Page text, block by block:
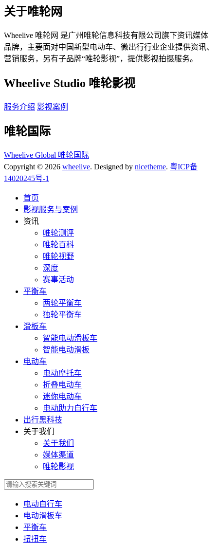
关于唯轮网
Wheelive 唯轮网 是广州唯轮信息科技有限公司旗下资讯媒体
品牌，主要面对中国新型电动车、微出行行业企业提供资讯、
营销服务，另有子品牌“唯轮影视”，提供影视拍摄服务。
Wheelive Studio 唯轮影视
服务介绍 影视案例
唯轮国际
Wheelive Global 唯轮国际
Copyright © 2026 wheelive. Designed by nicetheme. 粤ICP备
14020245号-1
首页
影视服务与案例
资讯
唯轮测评
唯轮百科
唯轮视野
深度
赛事活动
平衡车
两轮平衡车
独轮平衡车
滑板车
智能电动滑板车
智能电动滑板
电动车
电动摩托车
折叠电动车
迷你电动车
电动助力自行车
出行黑科技
关于我们
关于我们
媒体渠道
唯轮影视
电动自行车
电动滑板车
平衡车
扭扭车